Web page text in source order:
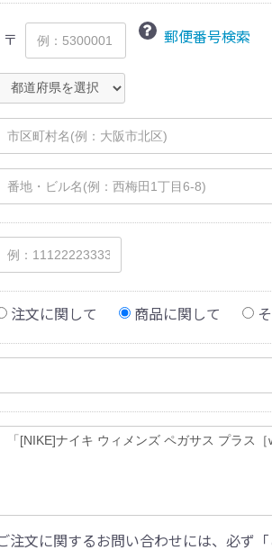
〒 郵便番号検索
注文に関して 商品に関して
注文に関するお問い合わせには、必ず